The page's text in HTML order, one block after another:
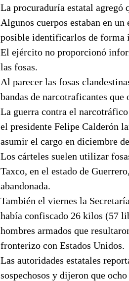
La procuraduría estatal agregó
Algunos cuerpos estaban en
posible identificarlos de forma
El ejército no proporcionó
las fosas.
Al parecer las fosas
bandas de narcotraficantes que
La guerra contra el
el presidente Felipe Calderón
asumir el cargo en diciembre
Los cárteles suelen utilizar
Taxco, en el estado de
abandonada.
También el viernes la
había confiscado 26 kilos (57
hombres armados que
fronterizo con Estados Unidos.
Las autoridades estatales
sospechosos y dijeron que